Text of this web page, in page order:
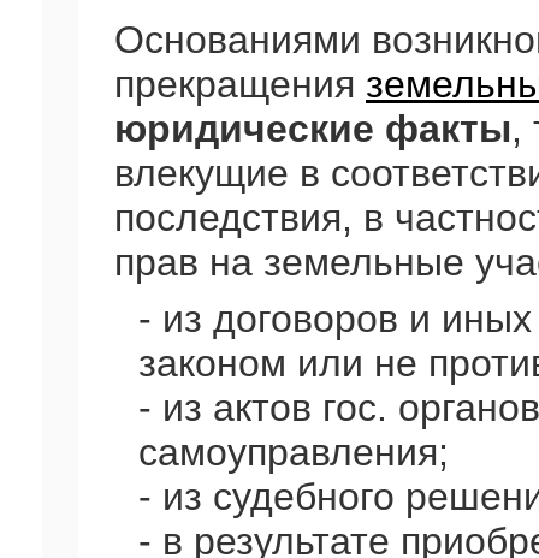
Основаниями
прекращения
юридические факты,
влекущие в
последствия, в
прав на земельные
- из договоров и
законом или не
- из актов гос.
самоуправления;
- из судебного
- в результате